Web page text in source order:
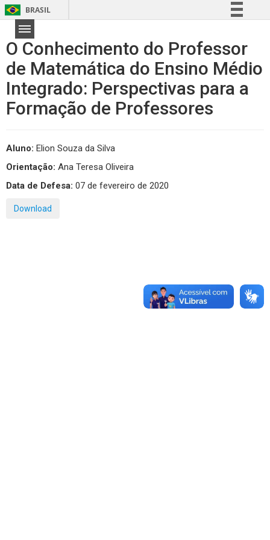
BRASIL
Comunica BR
Participe
Acesso à informação
Legislação
O Conhecimento do Professor
de Matemática do Ensino Médio
Integrado: Perspectivas para a
Formação de Professores
Aluno: Elion Souza da Silva
Orientação: Ana Teresa Oliveira
Data de Defesa: 07 de fevereiro de 2020
Download